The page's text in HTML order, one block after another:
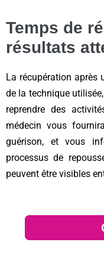
Temps de
résultats
La récupération après
de la technique
reprendre des
médecin vous
guérison, et vous
processus de
peuvent être visibles